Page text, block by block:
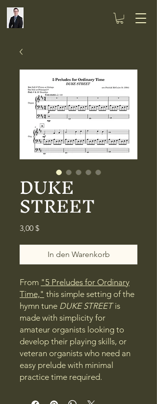
DUKE
STREET
3,00 $Preis
In den Warenkorb
From "5 Preludes for Ordinary
Time," this simple setting of the
hymn tune DUKE STREETis
made with simplicity for
amateur organists looking to
develop their playing skills, or
veteran organists who need an
easy prelude with minimal
practice time required.